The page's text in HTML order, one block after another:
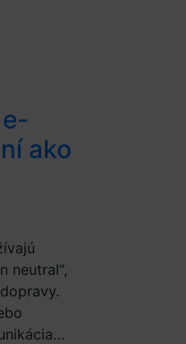
ako
neutral“,